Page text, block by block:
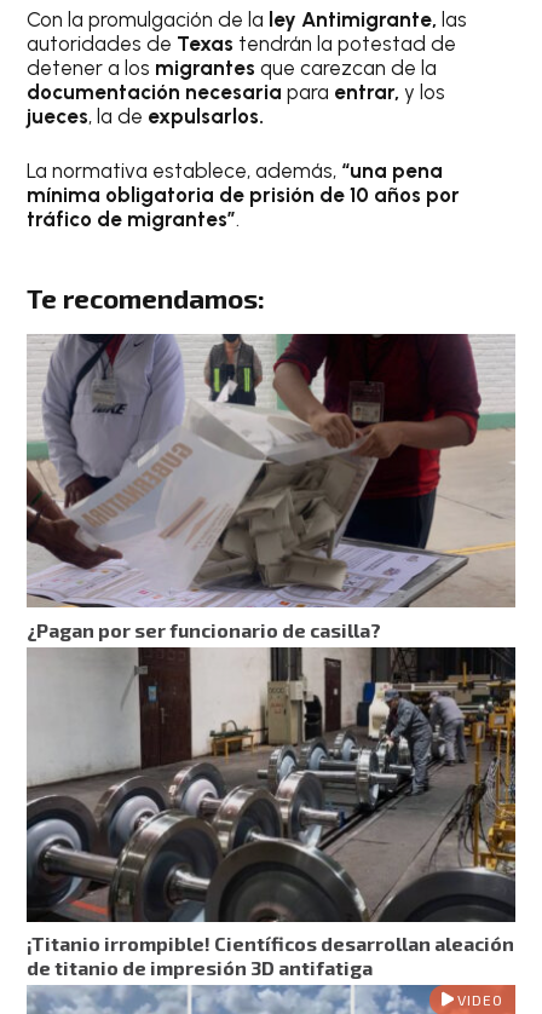
Con la promulgación de la ley Antimigrante, las
autoridades de Texas tendrán la potestad de
detener a los migrantesque carezcan de la
documentación necesariapara entrar,y los
jueces, la de expulsarlos.
La normativa establece, además, “una pena
mínima obligatoria de prisión de 10 años por
tráfico de migrantes”.
Te recomendamos:
¿Pagan por ser funcionario de casilla?
¡Titanio irrompible! Científicos desarrollan aleación
de titanio de impresión 3D antifatiga
VIDEO